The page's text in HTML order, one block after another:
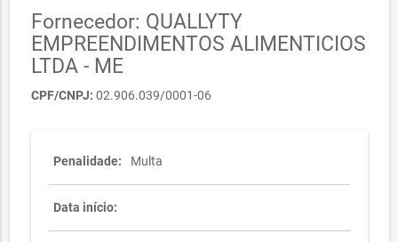
Fornecedor: QUALLYTY
EMPREENDIMENTOS ALIMENTICIOS
LTDA - ME
CPF/CNPJ: 02.906.039/0001-06
Penalidade: Multa
Data início: